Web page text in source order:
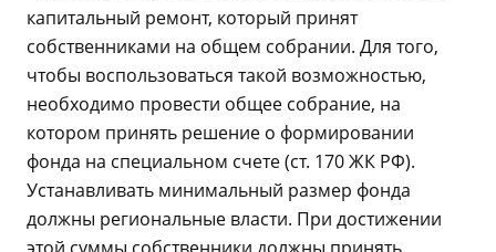
капитальный ремонт, который принят
собственниками на общем собрании. Для того,
чтобы воспользоваться такой возможностью,
необходимо провести общее собрание, на
котором принять решение о формировании
фонда на специальном счете (ст. 170 ЖК РФ).
Устанавливать минимальный размер фонда
должны региональные власти. При достижении